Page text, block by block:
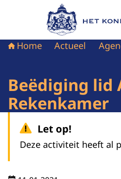
Naar de
Home Actueel
Beëdiging lid
Rekenkamer
Let op!
Deze activiteit heeft al